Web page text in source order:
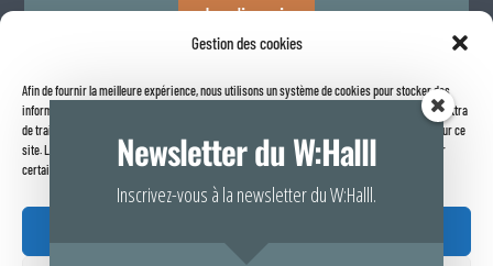
Gestion des cookies
Afin de fournir la meilleure expérience, nous utilisons un système de cookies pour stocker des
informations sur votre navigateur internet. Le fait de consentir à ces technologies nous permettra
de traiter des données telles que le comportement de navigation ou les identifiants uniques sur ce
site. Le fait de ne pas consentir ou de retirer son consentement peut avoir un effet négatif sur
certaines caractéristiques et fonctions.
Je m'inscris
Politique de confidentialité
Newsletter du W:Halll
Inscrivez-vous à la newsletter du W:Halll.